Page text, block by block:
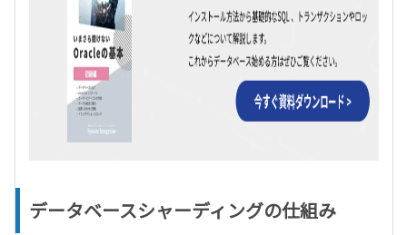
データベースシャーディングの仕組み